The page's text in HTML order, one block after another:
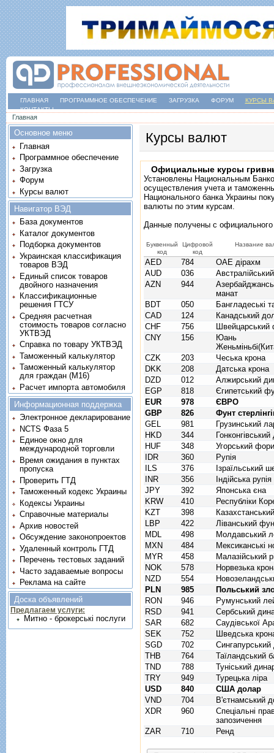
ГЛАВНАЯ ПРОГРАММНОЕ ОБЕСПЕЧЕНИЕ ЗАГРУЗКА ФОРУМ
КУРСЫ
КОНТАКТЫ
Вы здесь
Главная
Курсы валют
Официальные курсы
Установлены Национальным
осуществления учета и
Национального банка Украины
валюты по этим курсам.
Данные получены с
Буквенный
код
Цифровой
код
Название
AED 784
ОАЕ дірахм
AUD
036
AZN
944
манат
BDT
050
Бангладеські
CAD
124
Канадський
CHF
756
Швейцарський
CNY
156
Юань
CZK
203
Чеська крона
DKK
208
Датська крона
DZD
012
Алжирський
EGP
818
Єгипетський
EUR
978
ЄВРО
GBP
826
Фунт
GEL
981
Грузинський
HKD
344
HUF
348
Угорський
IDR
360
Рупія
ILS
376
Ізраїльський
INR
356
Індійська рупія
JPY
392
Японська єна
KRW
410
Республіки
KZT
398
LBP
422
Ліванський
MDL
498
Молдавський
MXN
484
Мексиканські
MYR
458
Малазійський
NOK
578
Норвезька
NZD
554
PLN
985
Польський
RON
946
Румунський
RSD
941
Сербський
SAR
682
Саудівської
SEK
752
Шведська
SGD
702
THB
764
Таїландський
TND
788
Туніський
TRY
949
Турецька ліра
USD
840
США долар
VND
704
В'єтнамський
XDR
960
Спецiальнi
запозичення
ZAR
710 Ренд
Основное меню
Главная
Программное обеспечение
Загрузка
Форум
Курсы валют
Навигатор ВЭД
База документов
Каталог документов
Подборка документов
Украинская классификация
товаров ВЭД
Единый список товаров
двойного назначения
Классификационные
решения ГТСУ
Средняя расчетная
стоимость товаров согласно
УКТВЭД
Справка по товару УКТВЭД
Таможенный калькулятор
Таможенный калькулятор
для граждан (M16)
Расчет импорта автомобиля
Информационная поддержка
Электронное декларирование
NCTS Фаза 5
Единое окно для
международной торговли
Время ожидания в пунктах
пропуска
Проверить ГТД
Таможенный кодекс Украины
Кодексы Украины
Справочные материалы
Архив новостей
Обсуждение законопроектов
Удаленный контроль ГТД
Перечень тестовых заданий
Часто задаваемые вопросы
Реклама на сайте
Доска объявлений
Предлагаем услуги:
Митно - брокерські послуги